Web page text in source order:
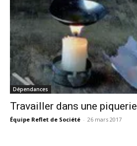
Dépendances
Travailler dans une piquerie
Équipe Reflet de Société - 26 mars 2017